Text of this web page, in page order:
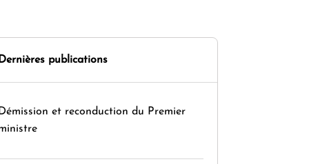
publications
et reconduction du Premier